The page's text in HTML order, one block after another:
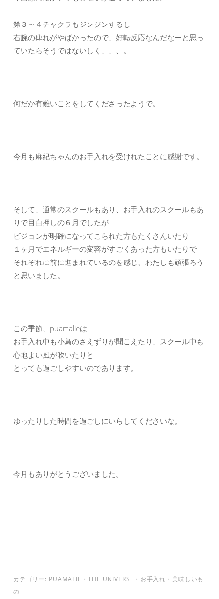
第３～４チャクラもジンジンするし
右腕の痺れがやばかったので、好転反応なんだなーと思っ
ていたらそうではないしく、、、。
何だか有難いことをしてくださったようで。
今月も麻紀ちゃんのお手入れを受けれたことに感謝です。
そして、通常のスクールもあり、お手入れのスクールもあ
りで目白押しの６月でしたが
ビジョンが明確になってこられた方もたくさんいたり
１ヶ月でエネルギーの変容がすごくあった方もいたりで
それぞれに前に進まれているのを感じ、わたしも頑張ろう
と思いました。
この季節、puamalieは
お手入れ中も小鳥のさえずりが聞こえたり、スクール中も
心地よい風が吹いたりと
とっても過ごしやすいのであります。
ゆったりした時間を過ごしにいらしてくださいな。
今月もありがとうございました。
カテゴリー: PUAMALIE ・ THE UNIVERSE ・ お手入れ ・ 美味しいも
の